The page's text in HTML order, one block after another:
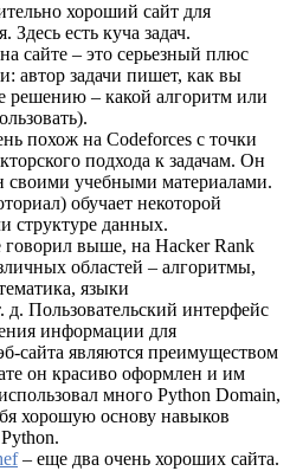
хороший сайт для
Здесь есть куча задач.
сайте – это серьезный плюс
автор задачи пишет, как вы
решению – какой алгоритм или
похож на Codeforces с точки
подхода к задачам. Он
своими учебными материалами.
обучает некоторой
структуре данных.
говорил выше, на Hacker Rank
областей – алгоритмы,
языки
Пользовательский интерфейс
информации для
сайта являются преимуществом
он красиво оформлен и им
много Python Domain,
хорошую основу навыков
– еще два очень хороших сайта.